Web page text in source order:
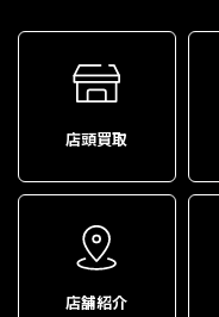
店頭買取
店舗紹介